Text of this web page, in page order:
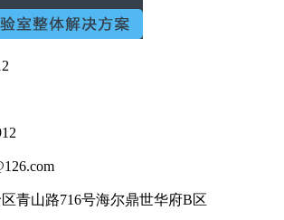
青山路716号海尔鼎世华府B区